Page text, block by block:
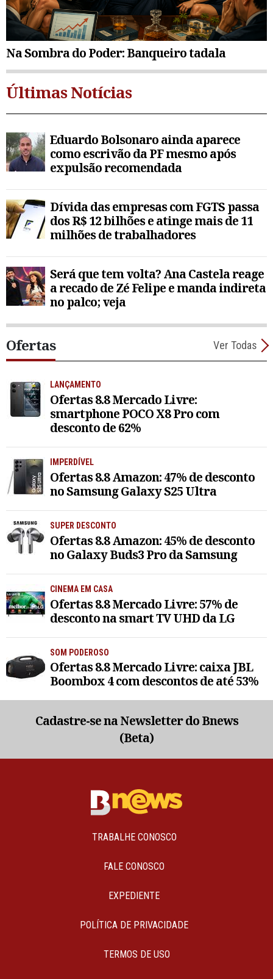
Na Sombra do Poder: Banqueiro tadala
Últimas Notícias
Eduardo Bolsonaro ainda aparece
como escrivão da PF mesmo após
expulsão recomendada
Dívida das empresas com FGTS passa
dos R$ 12 bilhões e atinge mais de 11
milhões de trabalhadores
Será que tem volta? Ana Castela reage
a recado de Zé Felipe e manda indireta
no palco; veja
Ofertas Ver Todas
LANÇAMENTO
Ofertas 8.8 Mercado Livre:
smartphone POCO X8 Pro com
desconto de 62%
IMPERDÍVEL
Ofertas 8.8 Amazon: 47% de desconto
no Samsung Galaxy S25 Ultra
SUPER DESCONTO
Ofertas 8.8 Amazon: 45% de desconto
no Galaxy Buds3 Pro da Samsung
CINEMA EM CASA
Ofertas 8.8 Mercado Livre: 57% de
desconto na smart TV UHD da LG
SOM PODEROSO
Ofertas 8.8 Mercado Livre: caixa JBL
Boombox 4 com descontos de até 53%
Cadastre-se na Newsletter do Bnews
(Beta)
TRABALHE CONOSCO
FALE CONOSCO
EXPEDIENTE
POLÍTICA DE PRIVACIDADE
TERMOS DE USO